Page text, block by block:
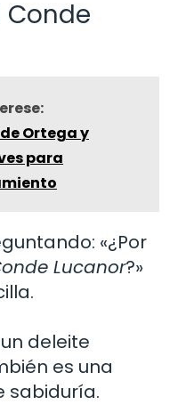
Conde
Ortega y
para
«¿Por
Lucanor?»
deleite
es una
sabiduría.